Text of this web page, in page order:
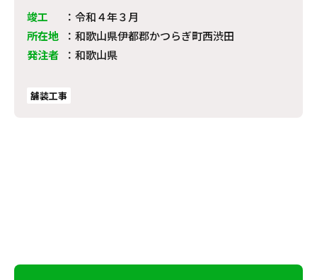
竣工 ： 令和４年３月
所在地
： 和歌山県伊都郡かつらぎ町西渋田
発注者
： 和歌山県
舗装工事